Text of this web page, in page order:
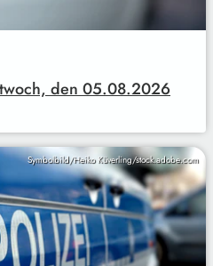
den 05.08.2026
Symbolbild/Heiko Küverling/stock.adobe.com